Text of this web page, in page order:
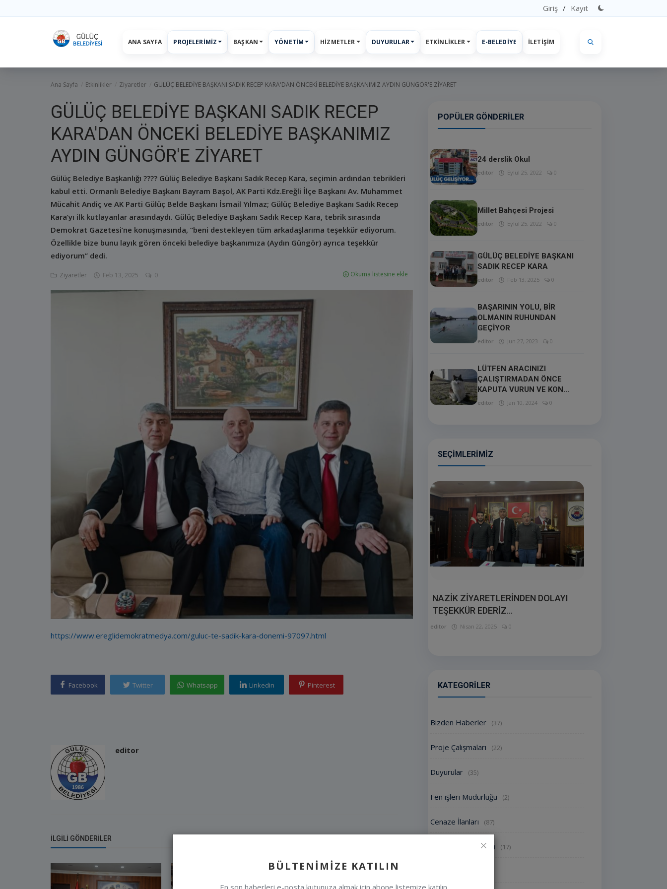
Giriş / Kayıt
ANA SAYFA PROJELERIMIZ BAŞKAN YÖNETIM HIZMETLER DUYURULAR ETKINLIKLER E-BELEDIYE İLETIŞIM
BÜLTENIMIZE KATILIN
En son haberleri e-posta kutunuza almak için abone listemize katılın
Ana Sayfa Etkinlikler Ziyaretler GÜLÜÇ BELEDİYE BAŞKANI SADIK RECEP KARA'DAN ÖNCEKİ BELEDİYE BAŞKANIMIZ AYDIN GÜNGÖR'E ZİYARET
GÜLÜÇ BELEDİYE BAŞKANI SADIK RECEP
KARA'DAN ÖNCEKİ BELEDİYE BAŞKANIMIZ
AYDIN GÜNGÖR'E ZİYARET
Gülüç Belediye Başkanlığı ???? Gülüç Belediye Başkanı Sadık Recep Kara, seçimin ardından tebrikleri
kabul etti. Ormanlı Belediye Başkanı Bayram Başol, AK Parti Kdz.Ereğli İlçe Başkanı Av. Muhammet
Mücahit Andiç ve AK Parti Gülüç Belde Başkanı İsmail Yılmaz; Gülüç Belediye Başkanı Sadık Recep
Kara’yı ilk kutlayanlar arasındaydı. Gülüç Belediye Başkanı Sadık Recep Kara, tebrik sırasında
Demokrat Gazetesi’ne konuşmasında, “beni destekleyen tüm arkadaşlarıma teşekkür ediyorum.
Özellikle bize bunu layık gören önceki belediye başkanımıza (Aydın Güngör) ayrıca teşekkür
ediyorum” dedi.
Ziyaretler Feb 13, 2025 0 Okuma listesine ekle
https://www.ereglidemokratmedya.com/guluc-te-sadik-kara-donemi-97097.html
Facebook Twitter Whatsapp Linkedin Pinterest
editor
İLGILI GÖNDERILER
POPÜLER GÖNDERILER
24 derslik Okul
editor Eylül 25, 2022 0
Millet Bahçesi Projesi
editor Eylül 25, 2022 0
GÜLÜÇ BELEDİYE BAŞKANI
SADIK RECEP KARA
editor Feb 13, 2025 0
BAŞARININ YOLU, BİR
OLMANIN RUHUNDAN
GEÇİYOR
editor Jun 27, 2023 0
LÜTFEN ARACINIZI
ÇALIŞTIRMADAN ÖNCE
KAPUTA VURUN VE KON...
editor Jan 10, 2024 0
SEÇIMLERIMIZ
NAZİK ZİYARETLERİNDEN DOLAYI
TEŞEKKÜR EDERİZ...
editor Nisan 22, 2025 0
KATEGORILER
Bizden Haberler (37)
Proje Çalışmaları (22)
Duyurular (35)
Fen işleri Müdürlüğü (2)
Cenaze İlanları (87)
Meteoroloji Uyarısı (17)